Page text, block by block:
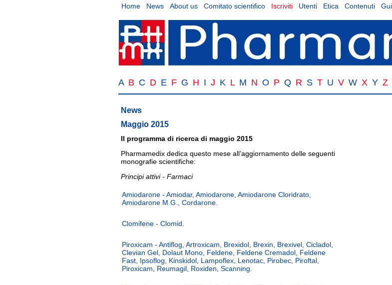
Home News About us Comitato scientifico Iscriviti Utenti Etica Contenuti
A B C D E F G H I J K L M N O P Q R S T U V W X Y Z
News
Maggio 2015
Il programma di ricerca di maggio 2015
Pharmamedix dedica questo mese all’aggiornamento delle seguenti
monografie scientifiche:
Principi attivi - Farmaci
Amiodarone - Amiodar, Amiodarone, Amiodarone Cloridrato,
Amiodarone M.G., Cordarone.
Clomifene - Clomid.
Piroxicam - Antiflog, Artroxicam, Brexidol, Brexin, Brexivel, Cicladol,
Clevian Gel, Dolaut Mono, Feldene, Feldene Cremadol, Feldene
Fast, Ipsoflog, Kinskidol, Lampoflex, Lenotac, Pirobec, Piroftal,
Piroxicam, Reumagil, Roxiden, Scanning.